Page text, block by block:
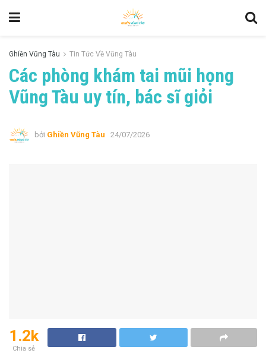
Ghiền Vũng Tàu Tin Tức Về Vũng Tàu
Các phòng khám tai mũi họng
Vũng Tàu uy tín, bác sĩ giỏi
bởi Ghiền Vũng Tàu 24/07/2026
1.2k
Chia sẻ